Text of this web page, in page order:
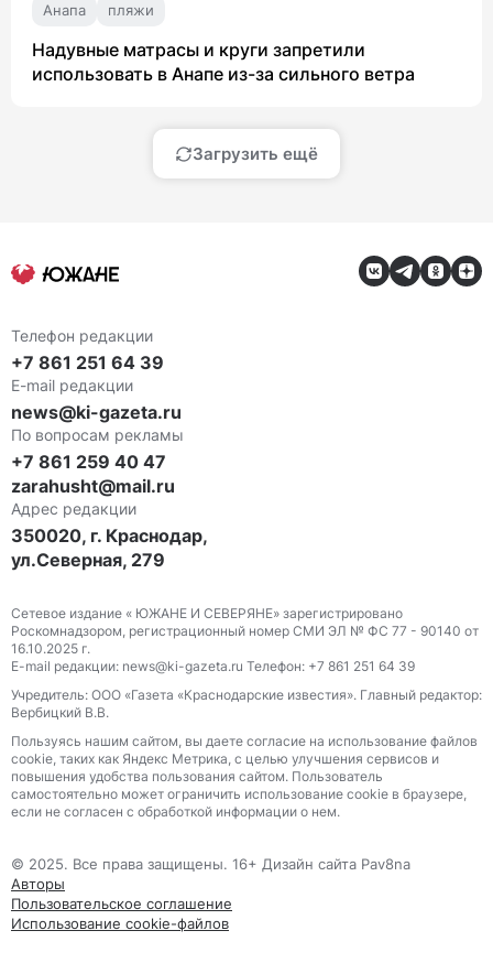
Анапа пляжи
Надувные матрасы и круги запретили
использовать в Анапе из-за сильного ветра
Загрузить ещё
Телефон редакции
+7 861 251 64 39
E-mail редакции
news@ki-gazeta.ru
По вопросам рекламы
+7 861 259 40 47
zarahusht@mail.ru
Адрес редакции
350020, г. Краснодар,
ул.Северная, 279
Сетевое издание « ЮЖАНЕ И СЕВЕРЯНЕ» зарегистрировано
Роскомнадзором, регистрационный номер СМИ ЭЛ № ФС 77 - 90140 от
16.10.2025 г.
E-mail редакции: news@ki-gazeta.ru Телефон: +7 861 251 64 39
Учредитель: ООО «Газета «Краснодарские известия». Главный редактор:
Вербицкий В.В.
Пользуясь нашим сайтом, вы даете согласие на использование файлов
сооkіе, таких как Яндекс Метрика, с целью улучшения сервисов и
повышения удобства пользования сайтом. Пользователь
самостоятельно может ограничить использование сооkіе в браузере,
если не согласен с обработкой информации о нем.
© 2025. Все права защищены. 16+ Дизайн сайта Pav8na
Авторы
Пользовательское соглашение
Использование cookie-файлов